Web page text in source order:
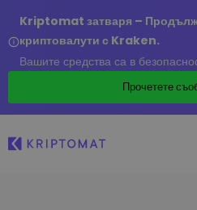
Kriptomat затваря –
криптовалути с Kraken.
Вашите средства са в
Прочетете